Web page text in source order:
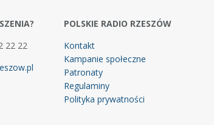
22 22
POLSKIE RADIO RZESZÓW
Kontakt
Kampanie społeczne
Patronaty
Regulaminy
Polityka prywatności